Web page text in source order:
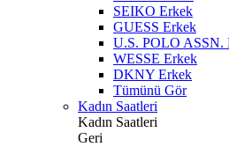
SEIKO Erkek
GUESS Erkek
U.S. POLO ASSN.
WESSE Erkek
DKNY Erkek
Tümünü Gör
Kadın Saatleri
Kadın Saatleri
Geri